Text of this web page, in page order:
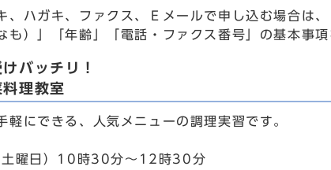
、ハガキ、ファクス、Ｅメールで申し込む場合は
も）」「年齢」「電話・ファクス番号」の基本事
バッチリ！
理教室
軽にできる、人気メニューの調理実習です。
曜日）10時30分～12時30分